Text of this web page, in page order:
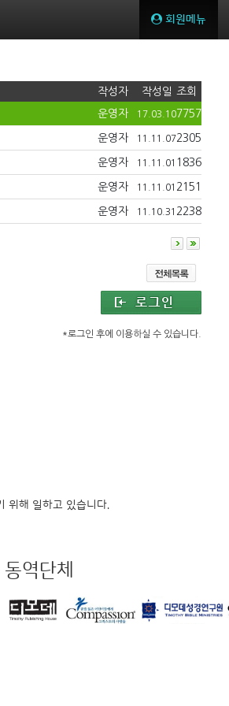
회원메뉴
작성자 작성일 조회
운영자 17.03.107757
운영자 11.11.072305
운영자 11.11.01 1836
운영자 11.11.01 2151
운영자 11.10.31 2238
*로그인 후에 이용하실 수 있습니다.
위해 일하고 있습니다.
동역단체